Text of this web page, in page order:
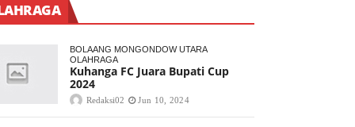
BOLAANG MONGONDOW UTARA
OLAHRAGA
Kuhanga FC Juara Bupati Cup
2024
Redaksi02 Jun 10, 2024